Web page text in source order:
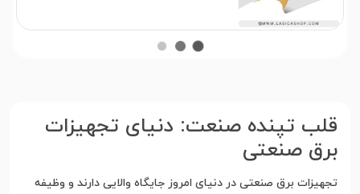
قلب تپنده صنعت: دنیای تجهیزات
برق صنعتی
تجهیزات برق صنعتی در دنیای امروز جایگاه والایی دارند و وظیفه